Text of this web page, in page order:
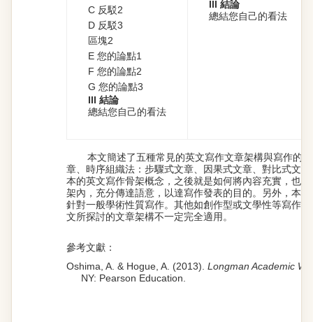
C 反駁2
D 反駁3
區塊2
E 您的論點1
F 您的論點2
G 您的論點3
III 結論
總結您自己的看法
III 結論
總結您自己的看法
本文簡述了五種常見的英文寫作文章架構與寫作的
章、時序組織法：步驟式文章、因果式文章、對比式文
本的英文寫作骨架概念，之後就是如何將內容充實，也
架內，充分傳達語意，以達寫作發表的目的。另外，本
針對一般學術性質寫作。其他如創作型或文學性等寫作
文所探討的文章架構不一定完全適用。
參考文獻：
Oshima, A. & Hogue, A. (2013). Longman Academic
NY: Pearson Education.